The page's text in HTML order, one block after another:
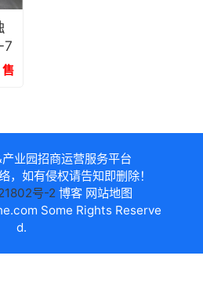
7
售
业园招商运营服务平台
，如有侵权请告知即删除！
号-2 博客 网站地图
Some Rights Reserve
d.